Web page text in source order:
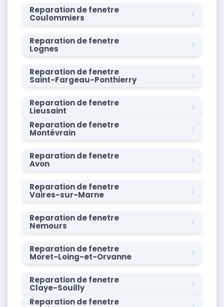
Reparation de fenetre
Coulommiers
Reparation de fenetre
Lognes
Reparation de fenetre
Saint-Fargeau-Ponthierry
Reparation de fenetre
Lieusaint
Reparation de fenetre
Montévrain
Reparation de fenetre
Avon
Reparation de fenetre
Vaires-sur-Marne
Reparation de fenetre
Nemours
Reparation de fenetre
Moret-Loing-et-Orvanne
Reparation de fenetre
Claye-Souilly
Reparation de fenetre